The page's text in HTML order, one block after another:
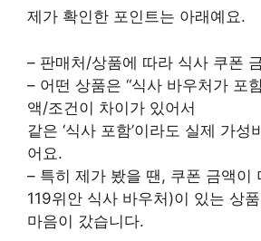
제가 확인한 포인트는 아래예요.
– 판매처/상품에 따라 식사 쿠폰
– 어떤 상품은 “식사 바우처가 포
액/조건이 차이가 있어서
같은 ‘식사 포함’이라도 실제 가성
어요.
– 특히 제가 봤을 땐, 쿠폰 금액이
119위안 식사 바우처)이 있는 상
마음이 갔습니다.